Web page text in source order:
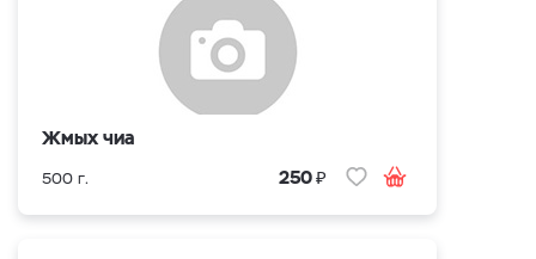
Жмых чиа
500 г. 250₽